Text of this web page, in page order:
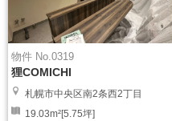
物件 No.0319
狸COMICHI
札幌市中央区南2条西2丁目
19.03m²[5.75坪]